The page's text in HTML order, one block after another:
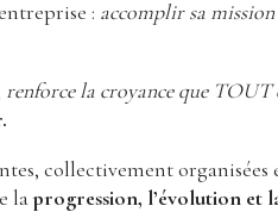
: accomplir sa
renforce la croyance que TOUT
collectivement organisées
laprogression, l’évolution et